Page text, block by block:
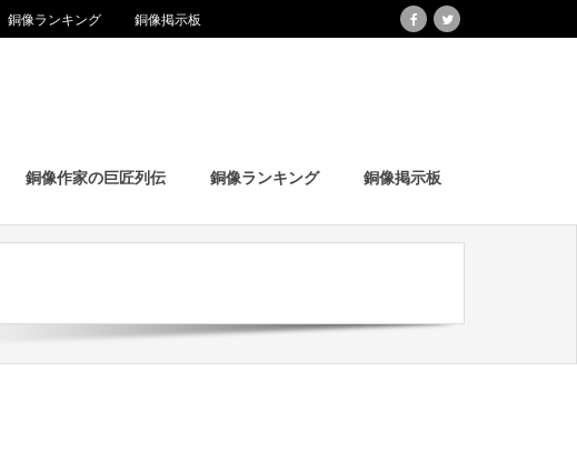
銅像ランキング 銅像掲示板
銅像作家の巨匠列伝 銅像ランキング 銅像掲示板